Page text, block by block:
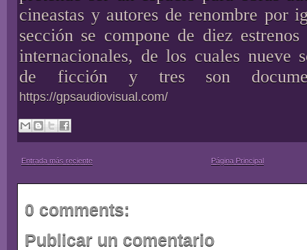
cineastas y autores de renombre por
sección se compone de diez
internacionales, de los cuales nueve
de ficción y tres son
https://gpsaudiovisual.com/
Entrada más reciente Página Principal
0 comments:
Publicar un comentario